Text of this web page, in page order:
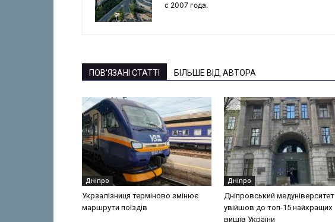
с 2007 года.
ПОВ'ЯЗАНІ СТАТТІ БІЛЬШЕ ВІД АВТОРА
Дніпро
Укрзалізниця терміново змінює
маршрути поїздів
Дніпро
Дніпровський медуніверситет
увійшов до топ-15 найкращих
вишів України